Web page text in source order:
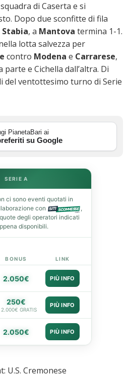
di Caserta e si
Dopo due sconfitte di fila
Stabia, a Mantova termina 1-1.
lotta salvezza per
contro Modena e Carrarese,
e Cichella dall’altra. Di
ventottesimo turno di Serie
PianetaBari ai
su Google
SERIE A
ci sono eventi quotati in
con
,
degli operatori indicati
disponibili.
BONUS LINK
2.050€ PIÙ INFO
250€
2.000€ GRATIS
PIÙ INFO
2.050€ PIÙ INFO
U.S. Cremonese